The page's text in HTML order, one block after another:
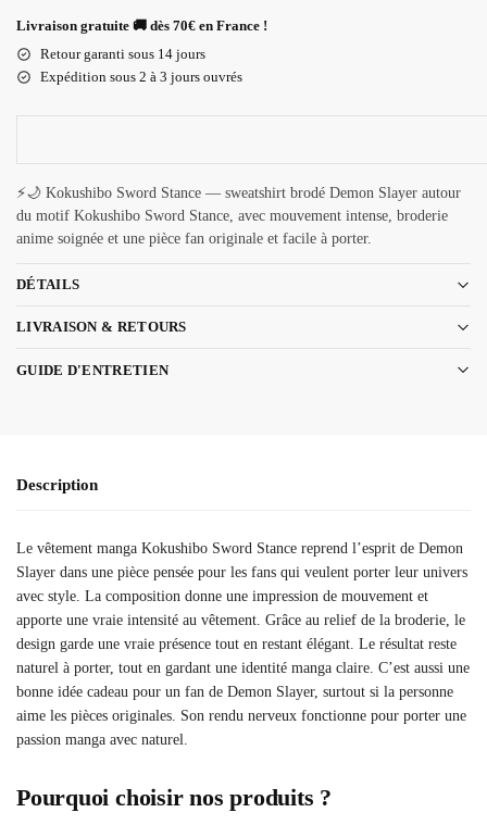
Livraison gratuite 🚚 dès 70€ en France !
Retour garanti sous 14 jours
Expédition sous 2 à 3 jours ouvrés
⚡🌙 Kokushibo Sword Stance — sweatshirt brodé Demon Slayer autour
du motif Kokushibo Sword Stance, avec mouvement intense, broderie
anime soignée et une pièce fan originale et facile à porter.
DÉTAILS
LIVRAISON & RETOURS
GUIDE D'ENTRETIEN
Description
Le vêtement manga Kokushibo Sword Stance reprend l’esprit de Demon
Slayer dans une pièce pensée pour les fans qui veulent porter leur univers
avec style. La composition donne une impression de mouvement et
apporte une vraie intensité au vêtement. Grâce au relief de la broderie, le
design garde une vraie présence tout en restant élégant. Le résultat reste
naturel à porter, tout en gardant une identité manga claire. C’est aussi une
bonne idée cadeau pour un fan de Demon Slayer, surtout si la personne
aime les pièces originales. Son rendu nerveux fonctionne pour porter une
passion manga avec naturel.
Pourquoi choisir nos produits ?